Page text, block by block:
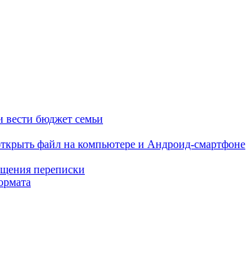
вести бюджет семьи
файл на компьютере и Андроид-смартфоне
переписки